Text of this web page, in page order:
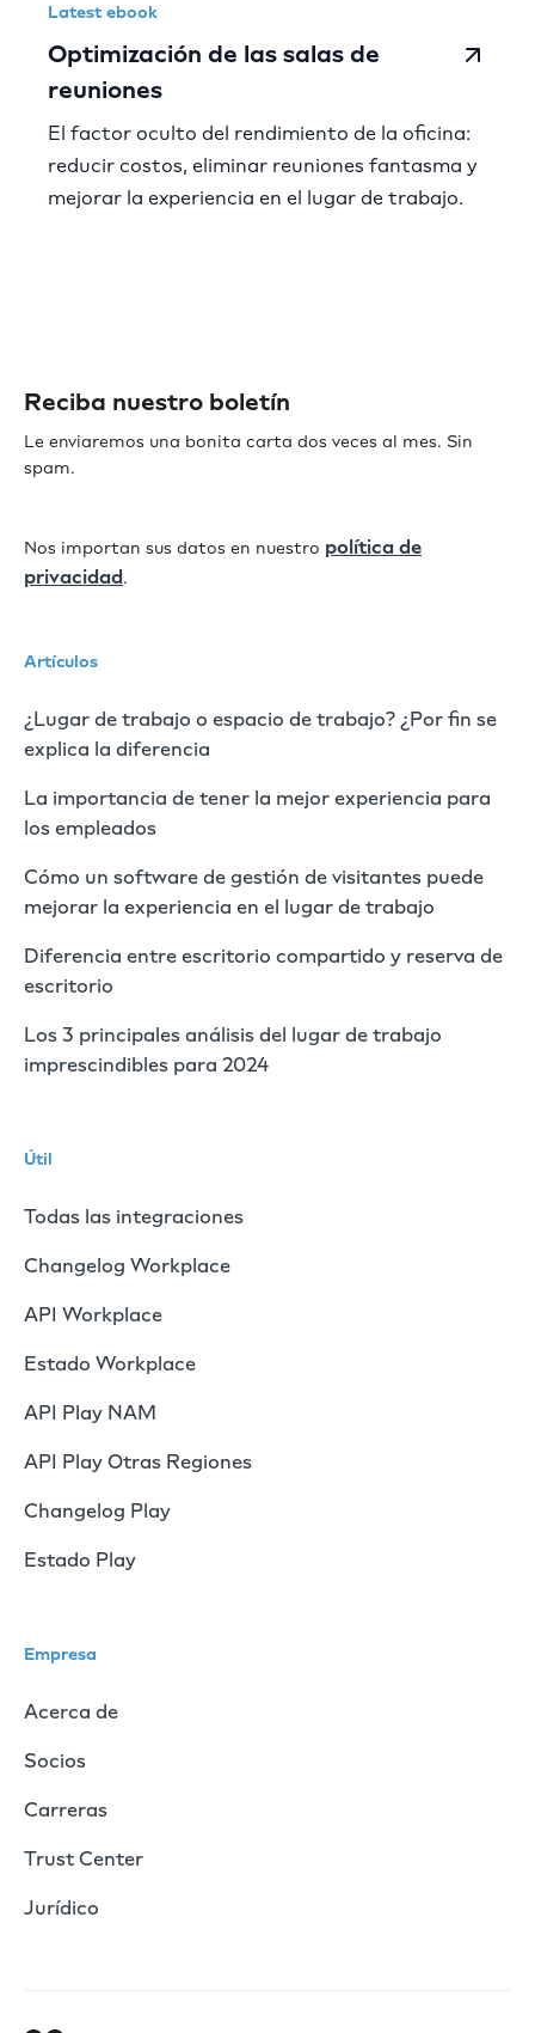
Latest ebook
Optimización de las salas de
reuniones
El factor oculto del rendimiento de la oficina:
reducir costos, eliminar reuniones fantasma y
mejorar la experiencia en el lugar de trabajo.
Reciba nuestro boletín
Le enviaremos una bonita carta dos veces al mes. Sin
spam.
Nos importan sus datos en nuestro política de
privacidad.
Artículos
¿Lugar de trabajo o espacio de trabajo? ¿Por fin se
explica la diferencia
La importancia de tener la mejor experiencia para
los empleados
Cómo un software de gestión de visitantes puede
mejorar la experiencia en el lugar de trabajo
Diferencia entre escritorio compartido y reserva de
escritorio
Los 3 principales análisis del lugar de trabajo
imprescindibles para 2024
Útil
Todas las integraciones
Changelog Workplace
API Workplace
Estado Workplace
API Play NAM
API Play Otras Regiones
Changelog Play
Estado Play
Empresa
Acerca de
Socios
Carreras
Trust Center
Jurídico